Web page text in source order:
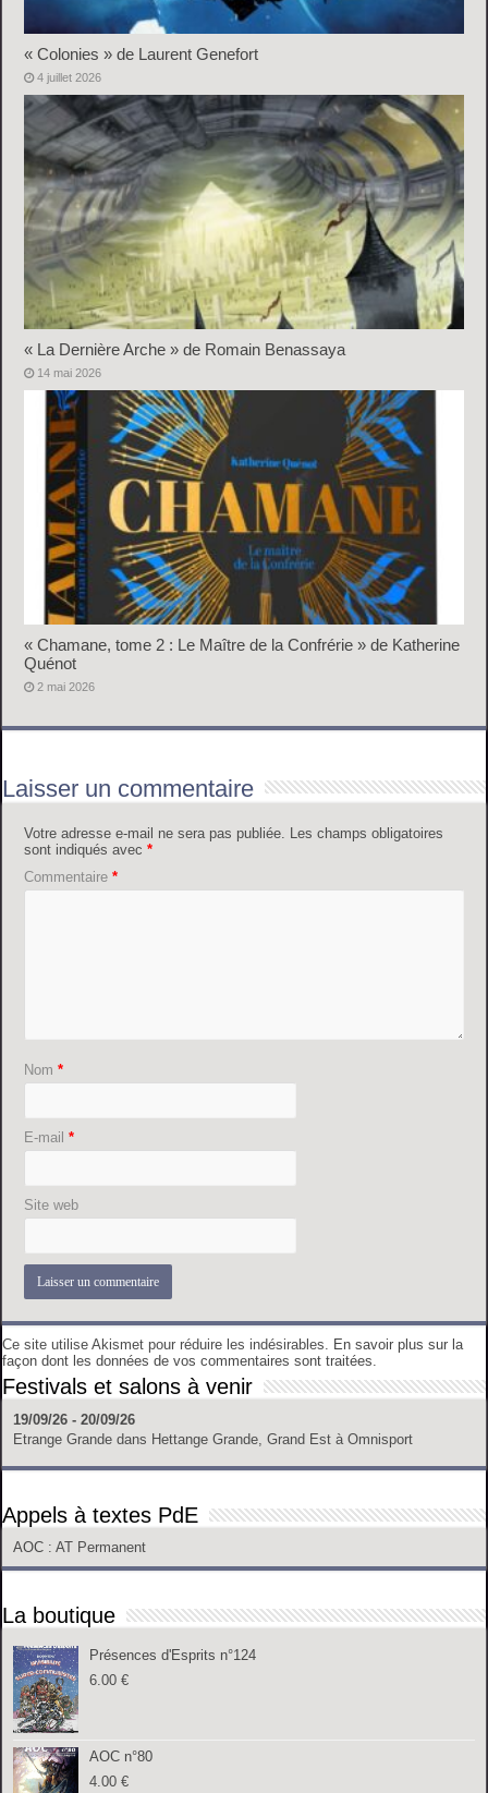
« Colonies » de Laurent Genefort
4 juillet 2026
« La Dernière Arche » de Romain Benassaya
14 mai 2026
« Chamane, tome 2 : Le Maître de la Confrérie » de Katherine
Quénot
2 mai 2026
Laisser un commentaire
Votre adresse e-mail ne sera pas publiée.
Les champs obligatoires
sont indiqués avec*
Commentaire*
Nom*
E-mail*
Site web
Ce site utilise Akismet pour réduire les indésirables.
En savoir plus sur la
façon dont les données de vos commentaires sont traitées
Festivals et salons à venir
19/09/26 - 20/09/26
Etrange Grande dans Hettange Grande, Grand Est à Omnisport
Appels à textes PdE
AOC : AT Permanent
La boutique
Présences d'Esprits n°124
6.00€
AOC n°80
4.00€